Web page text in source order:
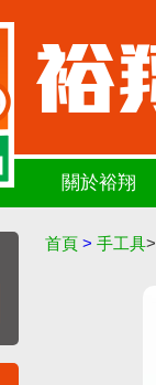
關於裕翔
首頁 > 手工具>